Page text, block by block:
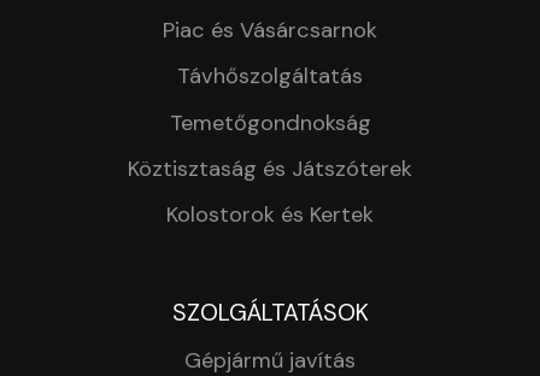
Piac és Vásárcsarnok
Távhőszolgáltatás
Temetőgondnokság
Köztisztaság és Játszóterek
Kolostorok és Kertek
SZOLGÁLTATÁSOK
Gépjármű javítás